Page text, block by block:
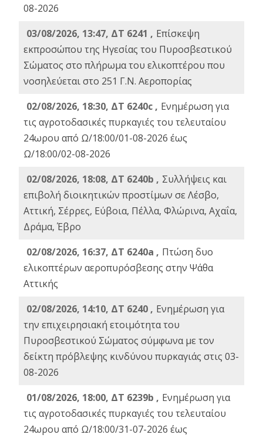
08-2026
03/08/2026, 13:47, ΔΤ 6241 , Επίσκεψη
εκπροσώπου της Ηγεσίας του Πυροσβεστικού
Σώματος στο πλήρωμα του ελικοπτέρου που
νοσηλεύεται στο 251 Γ.Ν. Αεροπορίας
02/08/2026, 18:30, ΔΤ 6240c , Ενημέρωση για
τις αγροτοδασικές πυρκαγιές του τελευταίου
24ωρου από Ω/18:00/01-08-2026 έως
Ω/18:00/02-08-2026
02/08/2026, 18:08, ΔΤ 6240b , Συλλήψεις και
επιβολή διοικητικών προστίμων σε Λέσβο,
Αττική, Σέρρες, Εύβοια, Πέλλα, Φλώρινα, Αχαΐα,
Δράμα, Έβρο
02/08/2026, 16:37, ΔΤ 6240a , Πτώση δυο
ελικοπτέρων αεροπυρόσβεσης στην Ψάθα
Αττικής
02/08/2026, 14:10, ΔΤ 6240 , Ενημέρωση για
την επιχειρησιακή ετοιμότητα του
Πυροσβεστικού Σώματος σύμφωνα με τον
δείκτη πρόβλεψης κινδύνου πυρκαγιάς στις 03-
08-2026
01/08/2026, 18:00, ΔΤ 6239b , Ενημέρωση για
τις αγροτοδασικές πυρκαγιές του τελευταίου
24ωρου από Ω/18:00/31-07-2026 έως